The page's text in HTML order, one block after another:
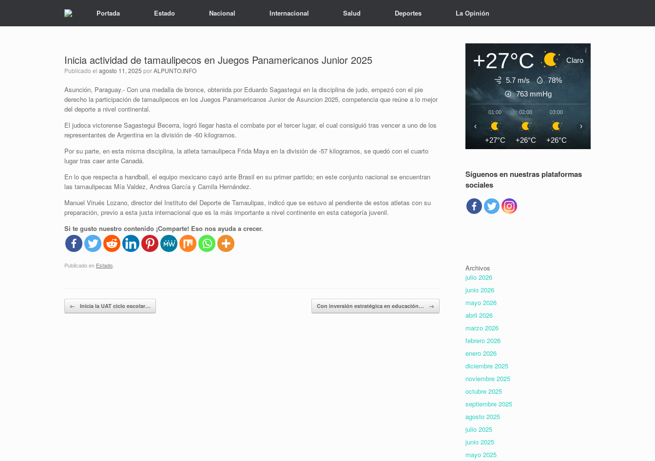
Portada Estado Nacional Internacional Salud Deportes La Opinión
Inicia actividad de tamaulipecos en Juegos Panamericanos Junior 2025
Publicado el agosto 11, 2025 porALPUNTO.INFO
Asunción, Paraguay.- Con una medalla de bronce, obtenida por Eduardo Sagastegui en la disciplina de judo, empezó con el pie
derecho la participación de tamaulipecos en los Juegos Panamericanos Junior de Asuncion 2025, competencia que reúne a lo mejor
del deporte a nivel continental.
El judoca victorense Sagastegui Becerra, logró llegar hasta el combate por el tercer lugar, el cual consiguió tras vencer a uno de los
representantes de Argentina en la división de -60 kilogramos.
Por su parte, en esta misma disciplina, la atleta tamaulipeca Frida Maya en la división de -57 kilogramos, se quedó con el cuarto
lugar tras caer ante Canadá.
En lo que respecta a handball, el equipo mexicano cayó ante Brasil en su primer partido; en este conjunto nacional se encuentran
las tamaulipecas Mía Valdez, Andrea García y Camila Hernández.
Manuel Virués Lozano, director del Instituto del Deporte de Tamaulipas, indicó que se estuvo al pendiente de estos atletas con su
preparación, previo a esta justa internacional que es la más importante a nivel continente en esta categoría juvenil.
Si te gusto nuestro contenido ¡Comparte! Eso nos ayuda a crecer.
Publicado en Estado
Navegador de artículos
← Inicia la UAT ciclo escolar… Con inversión estratégica en educación… →
+27°C Claro
5.7 m/s
78%
763mmHg
01:00
+27°C
02:00
+26°C
03:00
+26°C
04:00
‹ ›
Síguenos en nuestras plataformas
sociales
Archivos
julio 2026
junio 2026
mayo 2026
abril 2026
marzo 2026
febrero 2026
enero 2026
diciembre 2025
noviembre 2025
octubre 2025
septiembre 2025
agosto 2025
julio 2025
junio 2025
mayo 2025